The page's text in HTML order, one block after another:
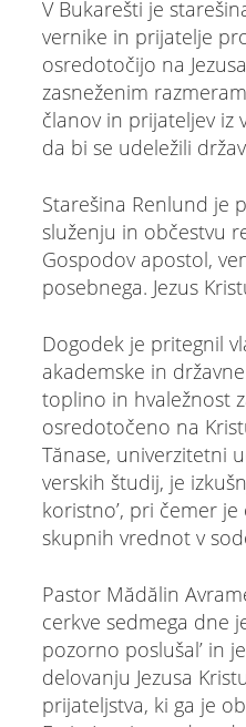
V Bukarešti je
vernike in prijatelje
osredotočijo na
zasneženim
članov in prijateljev iz
da bi se udeležili
Starešina Renlund je
služenju in občestvu
Gospodov apostol,
posebnega. Jezus
Dogodek je pritegnil
akademske in
toplino in hvaležnost
osredotočeno na
Tănase, univerzitetni
verskih študij, je
koristno’, pri čemer
skupnih vrednot v
Pastor Mădălin
cerkve sedmega dne
pozorno poslušal’ in
delovanju Jezusa
prijateljstva, ki ga je